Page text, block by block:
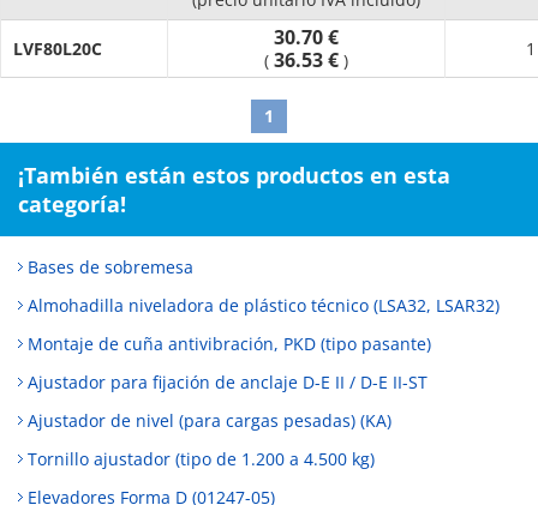
LVF80L20C 30.70 €
( 36.53 € )
1
¡También están estos productos en esta
categoría!
Bases de sobremesa
Almohadilla niveladora de plástico técnico (LSA32, LSAR32)
Montaje de cuña antivibración, PKD (tipo pasante)
Ajustador para fijación de anclaje D-E II / D-E II-ST
Ajustador de nivel (para cargas pesadas) (KA)
Tornillo ajustador (tipo de 1.200 a 4.500 kg)
Elevadores Forma D (01247-05)